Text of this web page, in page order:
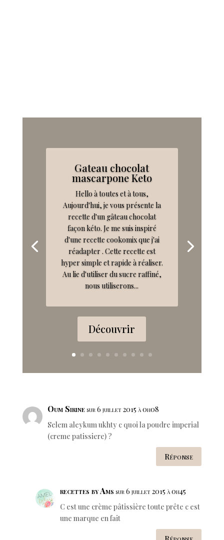
Gateau chocolat
mascarpone Keto
Hello à toutes et à tous,
Aujourd'hui, je vous présente la
recette d'un gâteau chocolat
façon kéto. Je me suis inspiré
d'une recette cookomix que j'ai
réadapter . Cette recette est
hyper simple et rapide à réaliser.
Au lie d'utiliser du sucre raffiné,
nous utiliserons...
Découvrir
Oum Sirine sur 6 juillet 2015 à 0h08
Selem aleykum ukhty c quoi la poudre imperial
(creme patissiere) ?
Réponse
recettes by Ams sur 6 juillet 2015 à 0h45
C est une crème pâtissière toute prête c est
une marque en fait